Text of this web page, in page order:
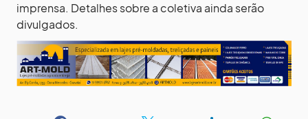
imprensa. Detalhes sobre a coletiva ainda serão
divulgados.